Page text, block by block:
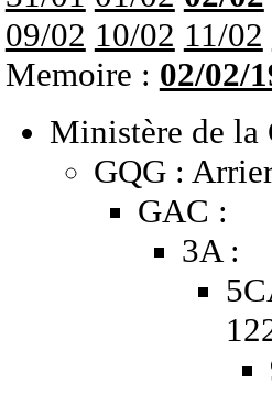
09/02 10/02 11/02
Memoire : 02/02/
Ministère de la
GQG :
GAC :
3A :